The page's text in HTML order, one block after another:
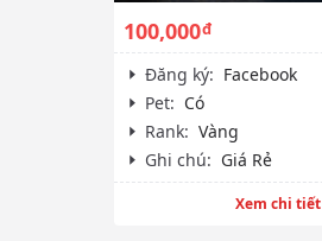
100,000đ
Đăng ký: Facebook
Pet: Có
Rank: Vàng
Ghi chú: Giá Rẻ
Xem chi tiết